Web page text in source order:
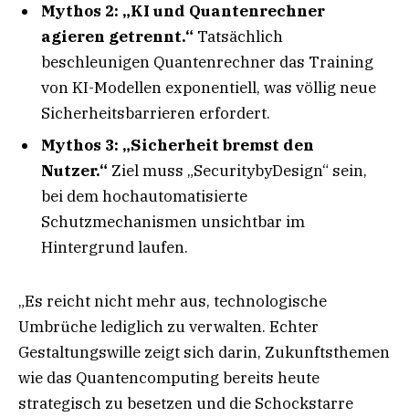
Mythos 2: „KI und Quantenrechner
agieren getrennt.“ Tatsächlich
beschleunigen Quantenrechner das Training
von KI-Modellen exponentiell, was völlig neue
Sicherheitsbarrieren erfordert.
Mythos 3: „Sicherheit bremst den
Nutzer.“ Ziel muss „SecuritybyDesign“ sein,
bei dem hochautomatisierte
Schutzmechanismen unsichtbar im
Hintergrund laufen.
„Es reicht nicht mehr aus, technologische
Umbrüche lediglich zu verwalten. Echter
Gestaltungswille zeigt sich darin, Zukunftsthemen
wie das Quantencomputing bereits heute
strategisch zu besetzen und die Schockstarre